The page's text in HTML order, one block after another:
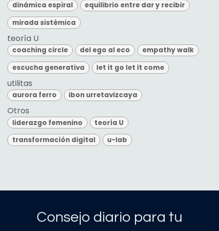
dinámica espiral
equilibrio entre dar y recibir
mirada sistémica
teoría U
coaching circle del ego al eco
empathy walk
escucha generativa
let it go let it come
utilitas
aurora ferro ibon urretavizcaya
Otros
liderazgo femenino
teoría U
transformación digital
u-lab
Consejo diario para tu